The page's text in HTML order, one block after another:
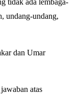
undang-undang,
dan Umar
atas